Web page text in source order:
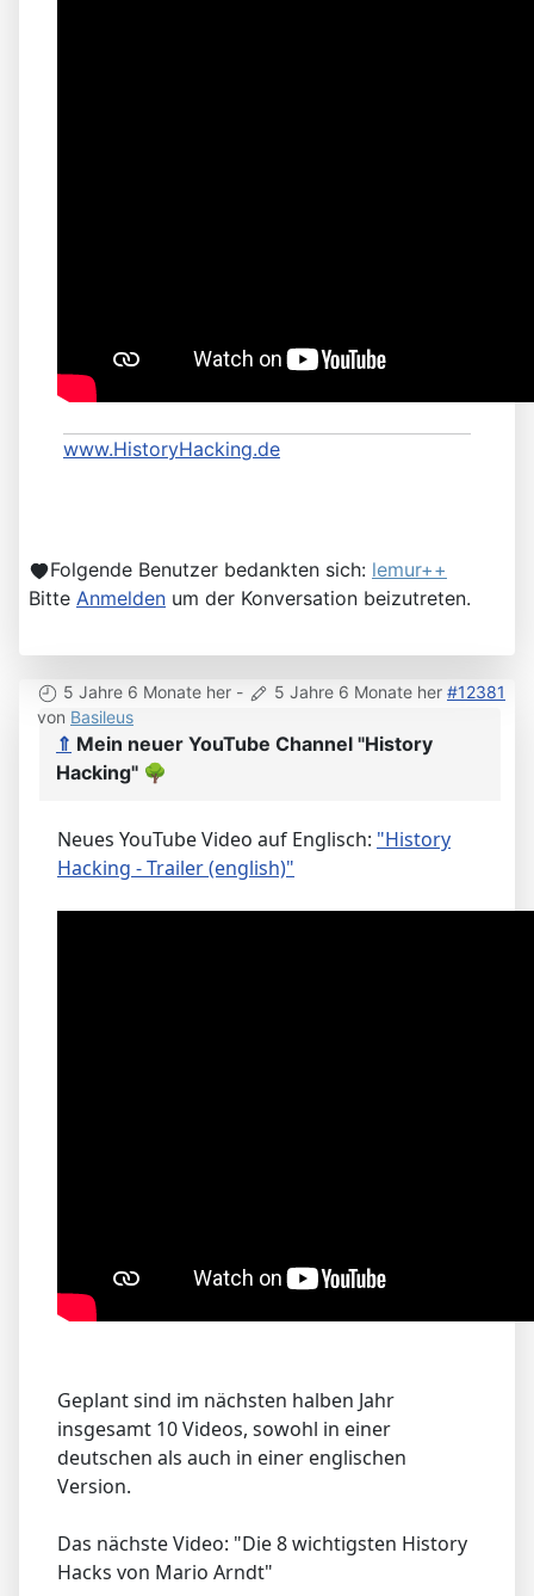
www.HistoryHacking.de
Folgende Benutzer bedankten sich: lemur++
Bitte Anmelden um der Konversation beizutreten.
5 Jahre 6 Monate her - 5 Jahre 6 Monate her #12381
von Basileus
⇑ Mein neuer YouTube Channel "History
Hacking" 🌳
Neues YouTube Video auf Englisch: "History
Hacking - Trailer (english)"
Geplant sind im nächsten halben Jahr
insgesamt 10 Videos, sowohl in einer
deutschen als auch in einer englischen
Version.
Das nächste Video: "Die 8 wichtigsten History
Hacks von Mario Arndt"